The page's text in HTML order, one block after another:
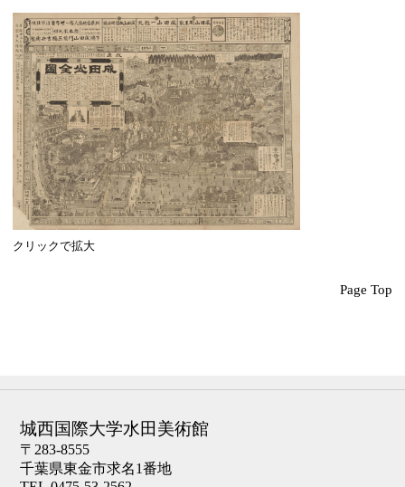
クリックで拡大
Page Top
城西国際大学水田美術館
〒283-8555
千葉県東金市求名1番地